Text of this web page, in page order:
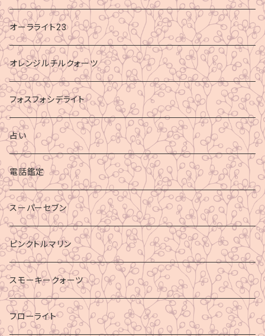
オーラライト23
オレンジルチルクォーツ
フォスフォシデライト
占い
電話鑑定
スーパーセブン
ピンクトルマリン
スモーキークォーツ
フローライト